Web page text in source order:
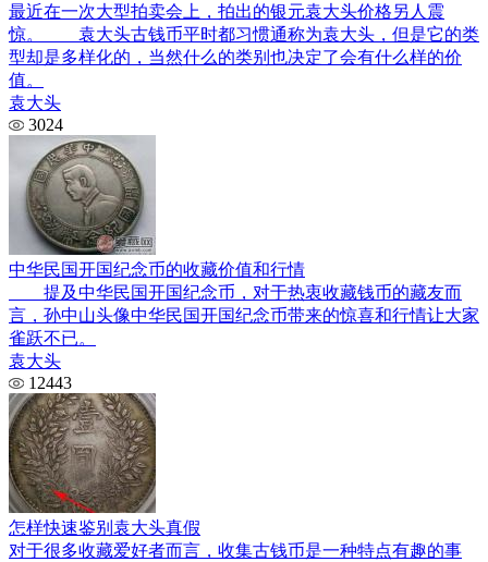
最近在一次大型拍卖会上，拍出的银元袁大头价格另人震
惊。 袁大头古钱币平时都习惯通称为袁大头，但是它的类
型却是多样化的，当然什么的类别也决定了会有什么样的价
值。
袁大头
3024
中华民国开国纪念币的收藏价值和行情
提及中华民国开国纪念币，对于热衷收藏钱币的藏友而
言，孙中山头像中华民国开国纪念币带来的惊喜和行情让大家
雀跃不已。
袁大头
12443
怎样快速鉴别袁大头真假
对于很多收藏爱好者而言，收集古钱币是一种特点有趣的事